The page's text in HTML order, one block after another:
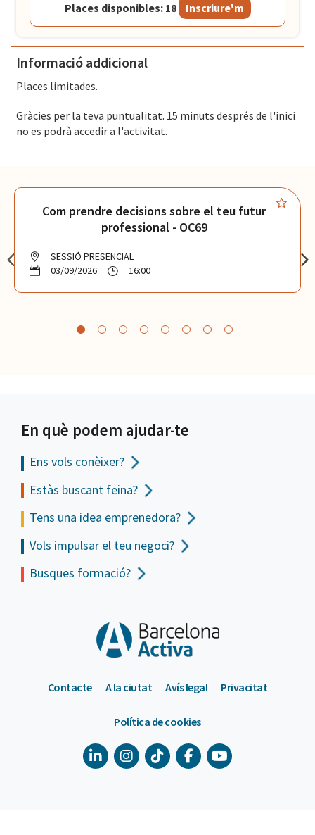
Places disponibles: 18 Inscriure'm
Informació addicional
Places limitades.
Gràcies per la teva puntualitat. 15 minuts després de l'inici
no es podrà accedir a l'activitat.
Com prendre decisions sobre el teu futur
professional - OC69
SESSIÓ PRESENCIAL
03/09/2026
16:00
En què podem ajudar-te
Ens vols conèixer?
Estàs buscant feina?
Tens una idea emprenedora?
Vols impulsar el teu negoci?
Busques formació?
Contacte A la ciutat Avís legal Privacitat
Política de cookies